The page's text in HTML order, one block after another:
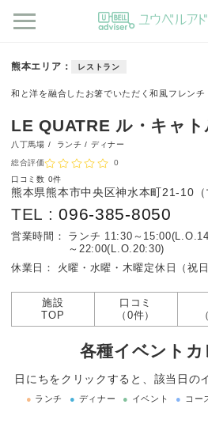
熊本エリア レストラン
和と洋を融合したお箸でいただく和風フレンチ
LE QUATRE ル・キャト
八丁馬場 / ランチ / ディナー
総合評価
0
口コミ数 0件
熊本県熊本市中央区神水本町21-10
TEL :096-385-8050
営業時間：
ランチ 11:30～
～22:00(L.O.20:30)
休業日：
火曜・水曜・木曜定休日（祝
施設
TOP
口コミ
（0件）
各種イベントカ
日にちをクリックすると、該当日の
● ランチ ● ディナー ● イベント ● コー